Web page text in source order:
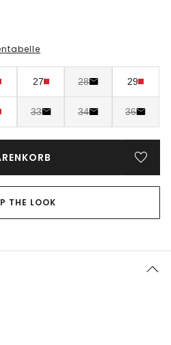
27 28 29
33 34 36
THE LOOK